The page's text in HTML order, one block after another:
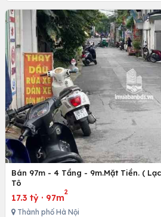
Bán 97m - 4 Tầng - 9m.Mặt Tiền. (
Tô
17.3 tỷ · 97m
2
Thành phố Hà Nội